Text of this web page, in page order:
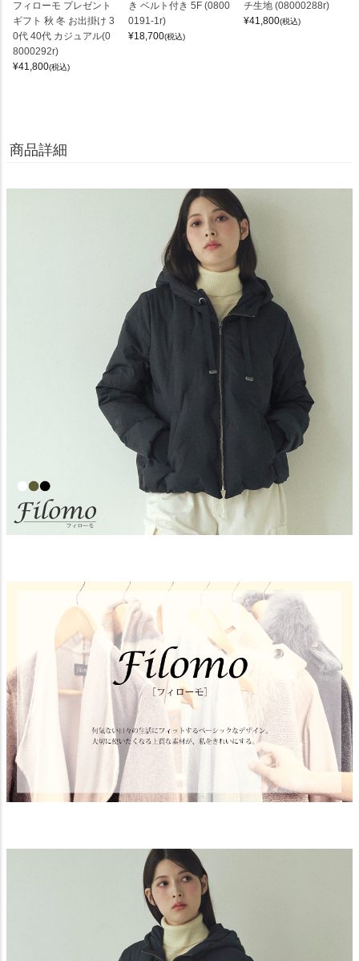
フィローモ プレゼント
ギフト 秋 冬 お出掛け 3
0代 40代 カジュアル(0
8000292r)
¥41,800(税込)
き ベルト付き 5F (0800
0191-1r)
¥18,700(税込)
チ生地 (08000288r)
¥41,800(税込)
商品詳細